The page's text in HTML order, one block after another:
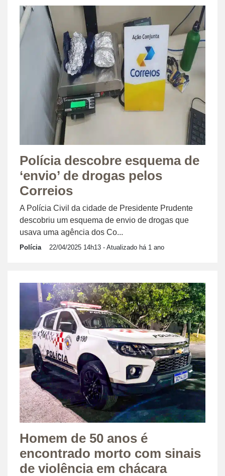
Polícia descobre esquema de
‘envio’ de drogas pelos
Correios
A Polícia Civil da cidade de Presidente Prudente
descobriu um esquema de envio de drogas que
usava uma agência dos Co...
Polícia 22/04/2025 14h13 - Atualizado há 1 ano
Homem de 50 anos é
encontrado morto com sinais
de violência em chácara